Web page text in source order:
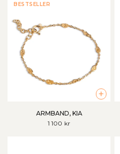
BESTSELLER
+
ARMBAND, KIA
1 100 kr